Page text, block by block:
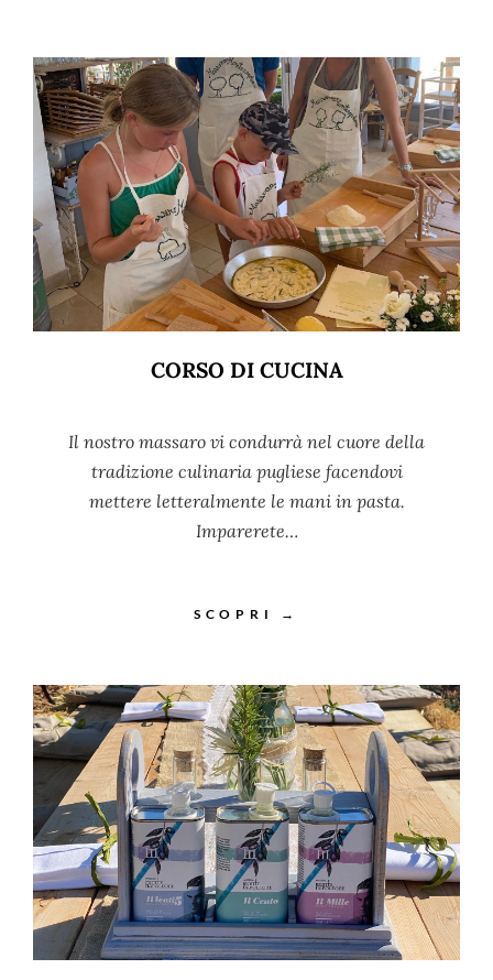
CORSO DI CUCINA
Il nostro massaro vi condurrà nel cuore della
tradizione culinaria pugliese facendovi
mettere letteralmente le mani in pasta.
Imparerete…
SCOPRI →